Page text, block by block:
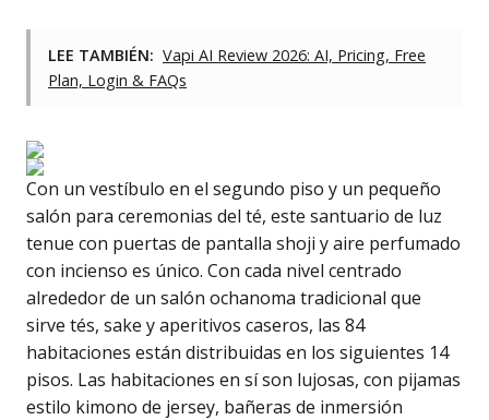
LEE TAMBIÉN: Vapi AI Review 2026: AI, Pricing, Free
Plan, Login & FAQs
Con un vestíbulo en el segundo piso y un pequeño
salón para ceremonias del té, este santuario de luz
tenue con puertas de pantalla shoji y aire perfumado
con incienso es único. Con cada nivel centrado
alrededor de un salón ochanoma tradicional que
sirve tés, sake y aperitivos caseros, las 84
habitaciones están distribuidas en los siguientes 14
pisos. Las habitaciones en sí son lujosas, con pijamas
estilo kimono de jersey, bañeras de inmersión